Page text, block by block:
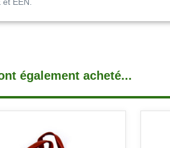
également acheté...